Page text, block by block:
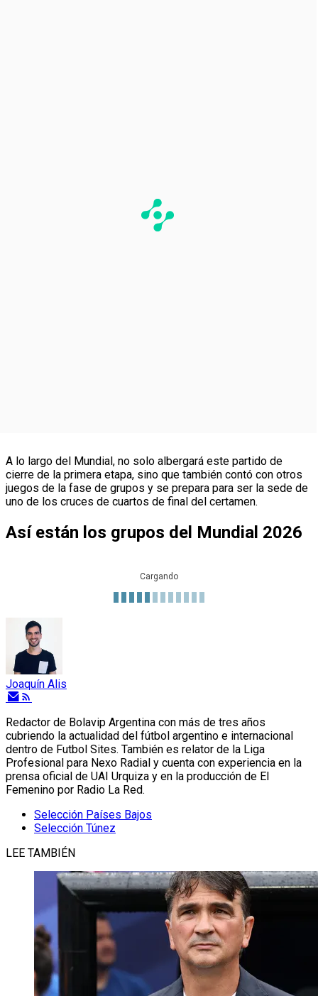
A lo largo del Mundial, no solo albergará este partido de
cierre de la primera etapa, sino que también contó con otros
juegos de la fase de grupos y se prepara para ser la sede de
uno de los cruces de cuartos de final del certamen.
Así están los grupos del Mundial 2026
Cargando
Joaquín Alis
Redactor de Bolavip Argentina con más de tres años
cubriendo la actualidad del fútbol argentino e internacional
dentro de Futbol Sites. También es relator de la Liga
Profesional para Nexo Radial y cuenta con experiencia en la
prensa oficial de UAI Urquiza y en la producción de El
Femenino por Radio La Red.
Selección Países Bajos
Selección Túnez
LEE TAMBIÉN